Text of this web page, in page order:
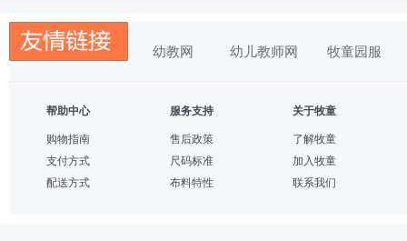
幼教网 幼儿教师网 牧童园服
帮助中心
购物指南
支付方式
配送方式
服务支持
售后政策
尺码标准
布料特性
关于牧童
了解牧童
加入牧童
联系我们